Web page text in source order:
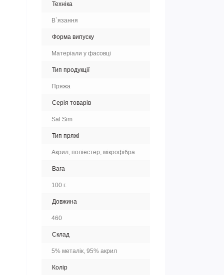
Техніка
В`язання
Форма випуску
Матеріали у фасовці
Тип продукції
Пряжа
Серія товарів
Sal Sim
Тип пряжі
Акрил, поліестер, мікрофібра
Вага
100 г.
Довжина
460
Склад
5% металік, 95% акрил
Колір